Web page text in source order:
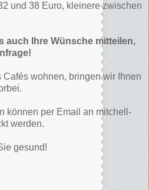
und 38 Euro, kleinere zwischen
auch Ihre Wünsche mitteilen,
wohnen, bringen wir Ihnen
können per Email an mitchell-
werden.
gesund!